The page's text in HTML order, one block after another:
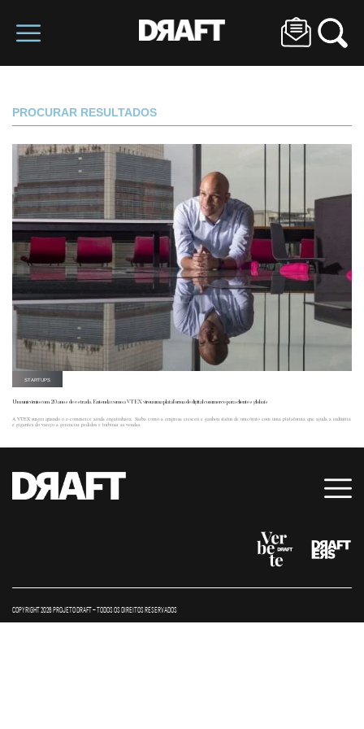
PROCURAR RESULTADOS
STARTUPS
Um unicórnio com 20 anos de estrada. Entenda como a VTEX virou uma plataforma de digital commerce para clientes globais
A VTEX surgiu quando o e-commerce ainda engatinhava. Saiba como a empresa cresceu e ganhou status de unicórnio com uma plataforma que ajuda a indústria
e gigantes do varejo a gerenciar pedidos e turbinar as vendas.
COPYRIGHT 2026 PROJETO DRAFT – TODOS OS DIREITOS RESERVADOS